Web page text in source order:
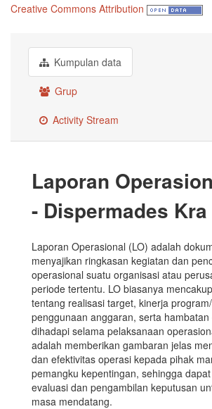
Creative Commons Attribution
Kumpulan data
Grup
Activity Stream
Laporan
- Dispermades Kra
Laporan Operasional (LO) adalah
menyajikan ringkasan kegiatan dan
operasional suatu organisasi atau
periode tertentu. LO biasanya
tentang realisasi target, kinerja
penggunaan anggaran, serta
dihadapi selama pelaksanaan
adalah memberikan gambaran jelas
dan efektivitas operasi kepada pihak
pemangku kepentingan, sehingga
evaluasi dan pengambilan keputusan
masa mendatang.